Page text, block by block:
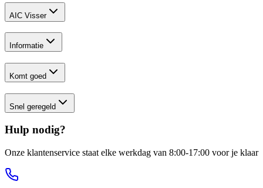
AIC Visser
Informatie
Komt goed
Snel geregeld
Hulp nodig?
Onze klantenservice staat elke werkdag van 8:00-17:00 voor je klaar